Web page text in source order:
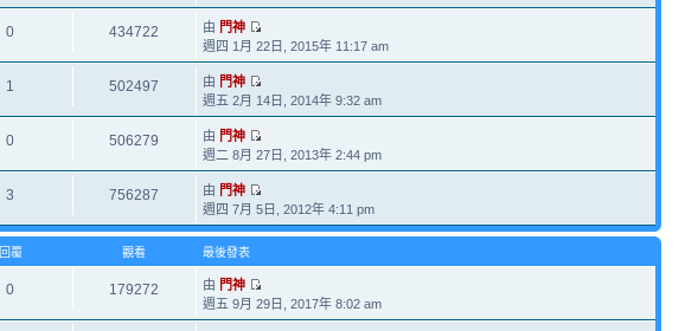
0 434722 由 門神
週四 1月 22日, 2015年 11:17 am
1 502497 由 門神
週五 2月 14日, 2014年 9:32 am
0 506279 由 門神
週二 8月 27日, 2013年 2:44 pm
3 756287 由 門神
週四 7月 5日, 2012年 4:11 pm
回覆 觀看 最後發表
0 179272 由 門神
週五 9月 29日, 2017年 8:02 am